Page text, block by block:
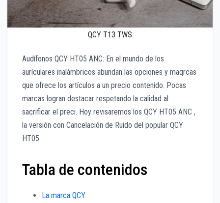
QCY T13 TWS
Audífonos QCY HT05 ANC: En el mundo de los
aurículares inalámbricos abundan las opciones y maqrcas
que ofrece los artículos a un precio contenido. Pocas
marcas logran destacar respetando la calidad al
sacrificar el preci. Hoy revisaremos los QCY HT05 ANC ,
la versión con Cancelación de Ruido del popular QCY
HT05
Tabla de contenidos
La marca QCY.